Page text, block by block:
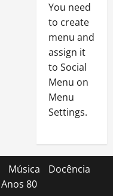
You need
to create
menu and
assign it
to Social
Menu on
Menu
Settings.
Música
Docência
Anos 80